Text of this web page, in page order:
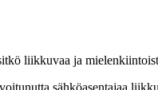
liikkuvaa ja
sähköasentajaa